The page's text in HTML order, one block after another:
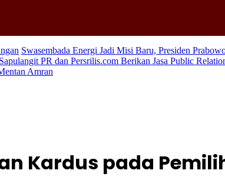
Swasembada Energi Jadi Misi Baru, Presiden
Sapulangit PR dan Persrilis.com Berikan Jasa Public
Amran
Kardus pada